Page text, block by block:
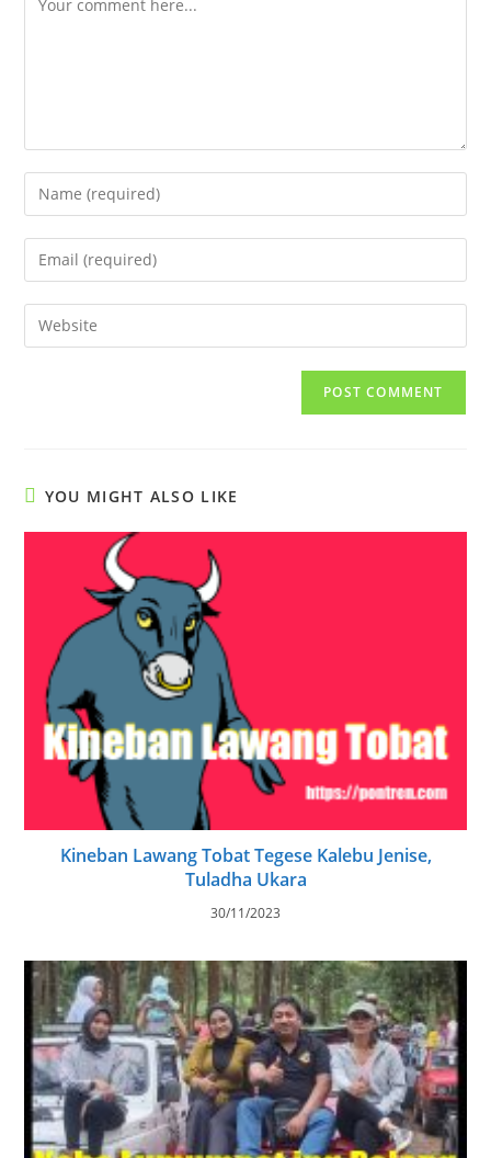
Enter
your
name
comment
Enter
your
email
address
Enter
your
YOU MIGHT ALSO LIKE
Kineban Lawang Tobat Tegese Kalebu Jenise,
Tuladha Ukara
30/11/2023